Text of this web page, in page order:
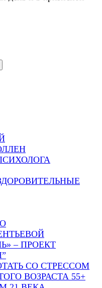
– ПРОЕКТ
СО СТРЕССОМ
ВОЗРАСТА 55+